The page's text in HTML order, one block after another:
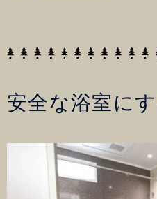
安全な浴室に